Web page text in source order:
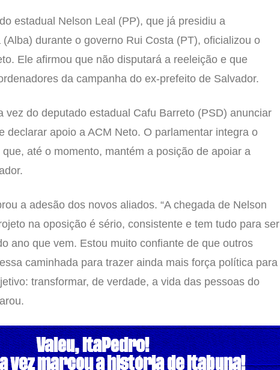
estadual Nelson Leal (PP), que já presidiu a
durante o governo Rui Costa (PT), oficializou o
Ele afirmou que não disputará a reeleição e que
da campanha do ex-prefeito de Salvador.
vez do deputado estadual Cafu Barreto (PSD) anunciar
declarar apoio a ACM Neto. O parlamentar integra o
até o momento, mantém a posição de apoiar a
a adesão dos novos aliados. “A chegada de Nelson
na oposição é sério, consistente e tem tudo para ser
ano que vem. Estou muito confiante de que outros
caminhada para trazer ainda mais força política para
transformar, de verdade, a vida das pessoas do